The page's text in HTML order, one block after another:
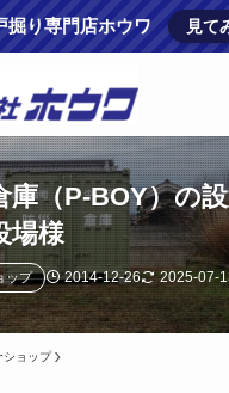
掘り専門店ホウワ 見て
庫（P-BOY）の
場様
ップ 2014-12-26 2025-07-
ショップ